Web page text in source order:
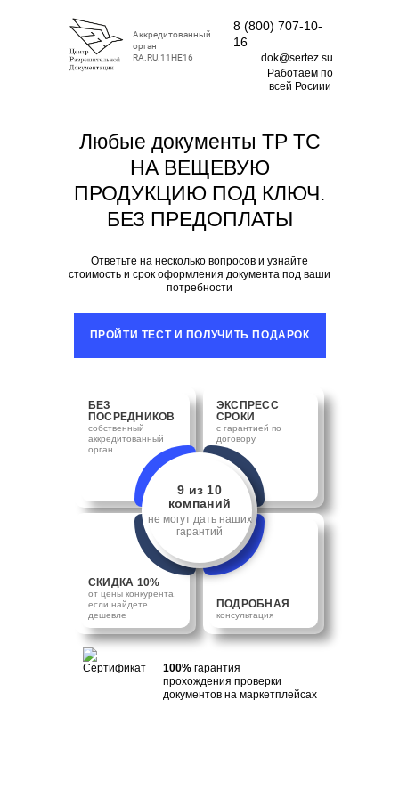
Аккредитованный
орган
RA.RU.11НЕ16
8 (800) 707-10-
16
dok@sertez.su
Работаем по
всей Росиии
Любые документы ТР ТС
НА ВЕЩЕВУЮ
ПРОДУКЦИЮ ПОД КЛЮЧ.
БЕЗ ПРЕДОПЛАТЫ
Ответьте на несколько вопросов и узнайте
стоимость и срок оформления документа под ваши
потребности
ПРОЙТИ ТЕСТ И ПОЛУЧИТЬ ПОДАРОК
БЕЗ
ПОСРЕДНИКОВ
собственный
аккредитованный
орган
ЭКСПРЕСС
СРОКИ
с гарантией по
договору
9 из 10
компаний
не могут дать наших
гарантий
СКИДКА 10%
от цены конкурента,
если найдете
дешевле
ПОДРОБНАЯ
консультация
100% гарантия
прохождения проверки
документов на маркетплейсах